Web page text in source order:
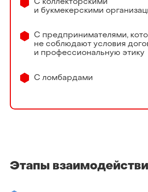
С коллекторскими
и букмекерскими
С предпринимателями,
не соблюдают условия
и профессиональную этику
С ломбардами
Этапы